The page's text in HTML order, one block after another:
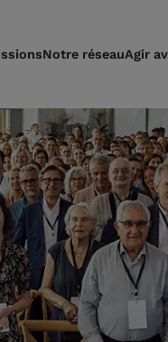
Notre réseauAgir